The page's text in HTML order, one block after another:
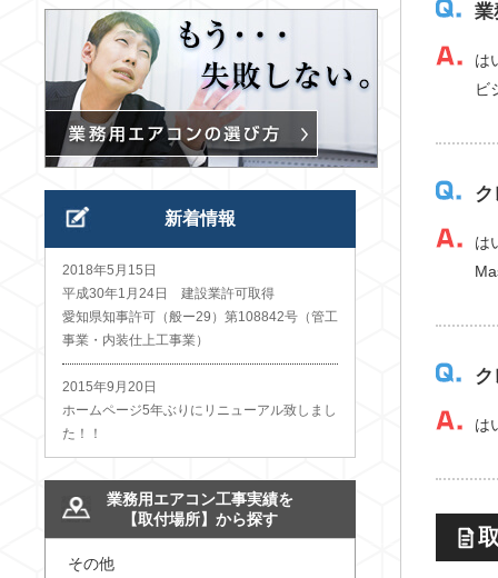
業
は
ビ
は
は
新着情報
2018年5月15日
平成30年1月24日 建設業許可取得
愛知県知事許可（般ー29）第108842号（管工
事業・内装仕上工事業）
2015年9月20日
ホームページ5年ぶりにリニューアル致しまし
た！！
業務用エアコン工事実績を
【取付場所】から探す
その他